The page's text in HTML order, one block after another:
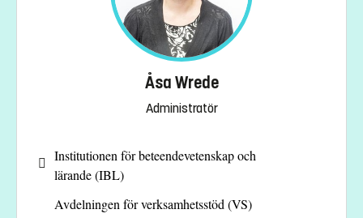
Åsa Wrede
Administratör
Institutionen för beteendevetenskap och
lärande (IBL)
Avdelningen för verksamhetsstöd (VS)